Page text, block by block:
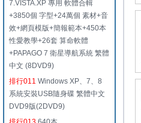
7.VISTA.XP 專用 軟體合輯
+3850個 字型+24萬個 素材+音
效+網頁模版+簡報範本+450本
性愛教學+26套 算命軟體
+PAPAGO 7 衛星導航系統 繁體
中文 (8DVD9)
排行011 Windows XP、7、8
系統安裝USB隨身碟 繁體中文
DVD9版(2DVD9)